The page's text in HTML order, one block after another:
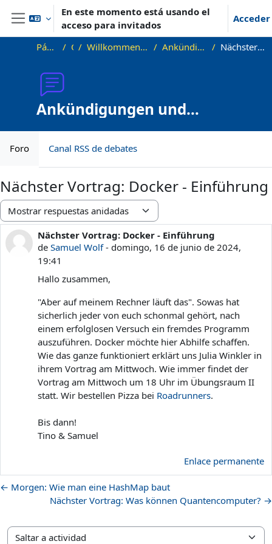
Salta al contenido principal
Panel lateral
En este momento está usando el
acceso para invitados
Acceder
Página Principal OKInf Willkommen beim Offenen Informatikkolloquium! Ankündigungen und Vortragstermine Nächster Vortrag: Docker - Einführung
Ankündigungen und
Vortragstermine
Foro Canal RSS de debates
Nächster Vortrag: Docker - Einführung
Mostrar modo
Nächster Vortrag: Docker - Einführung
de Samuel Wolf- domingo, 16 de junio de 2024,
19:41
Número de respuestas: 0
Hallo zusammen,
"Aber auf meinem Rechner läuft das". Sowas hat
sicherlich jeder von euch schonmal gehört, nach
einem erfolglosen Versuch ein fremdes Programm
auszuführen. Docker möchte hier Abhilfe schaffen.
Wie das ganze funktioniert erklärt uns Julia Winkler in
ihrem Vortrag am Mittwoch. Wie immer findet der
Vortrag am Mittwoch um 18 Uhr im Übungsraum II
statt. Wir bestellen Pizza bei Roadrunners.
Bis dann!
Tino & Samuel
Enlace permanente
← Morgen: Wie man eine HashMap baut
Nächster Vortrag: Was können Quantencomputer? →